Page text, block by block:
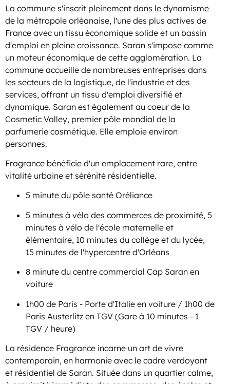
La commune s'inscrit pleinement dans le dynamisme
de la métropole orléanaise, l'une des plus actives de
France avec un tissu économique solide et un bassin
d'emploi en pleine croissance. Saran s'impose comme
un moteur économique de cette agglomération. La
commune accueille de nombreuses entreprises dans
les secteurs de la logistique, de l'industrie et des
services, offrant un tissu d'emploi diversifié et
dynamique. Saran est également au coeur de la
Cosmetic Valley, premier pôle mondial de la
parfumerie cosmétique. Elle emploie environ
personnes.
Fragrance bénéficie d'un emplacement rare, entre
vitalité urbaine et sérénité résidentielle.
5 minute du pôle santé Oréliance
5 minutes à vélo des commerces de proximité, 5
minutes à vélo de l'école maternelle et
élémentaire, 10 minutes du collège et du lycée,
15 minutes de l'hypercentre d'Orléans
8 minute du centre commercial Cap Saran en
voiture
1h00 de Paris - Porte d'Italie en voiture / 1h00 de
Paris Austerlitz en TGV (Gare à 10 minutes - 1
TGV / heure)
La résidence Fragrance incarne un art de vivre
contemporain, en harmonie avec le cadre verdoyant
et résidentiel de Saran. Située dans un quartier calme,